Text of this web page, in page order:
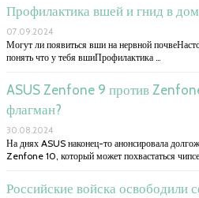
Профилактика вшей и гнид в
07.09.2024
Могут ли появиться вши на нервной
понять что у тебя вшиПрофилактика …
ASUS Zenfone 9 против
флагман?
30.08.2024
На днях ASUS наконец-то анонсировала
Zenfone 10, который может похвастаться
Российские войска освободили